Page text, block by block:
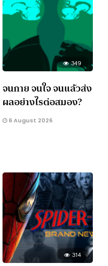
349
จนกาย จนใจ จนแล้วส่ง
ผลอย่างไรต่อสมอง?
6 August 2026
314